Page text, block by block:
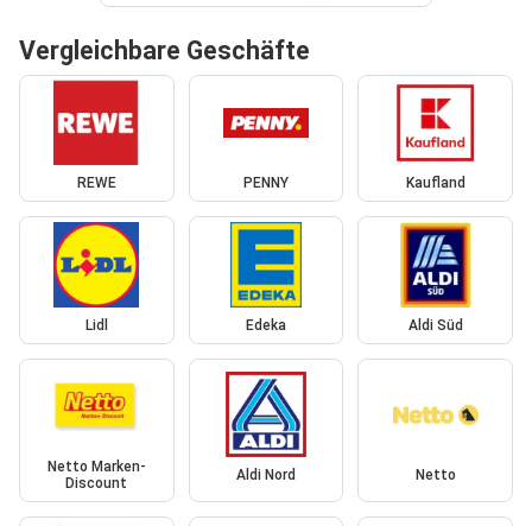
Vergleichbare Geschäfte
REWE PENNY Kaufland
Lidl Edeka Aldi Süd
Netto Marken-
Discount
Aldi Nord Netto